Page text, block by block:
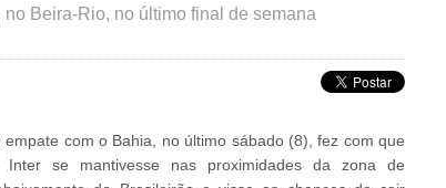
Beira-Rio, no último final de semana
empate com o Bahia, no último sábado (8), fez com que
Inter se mantivesse nas proximidades da zona de